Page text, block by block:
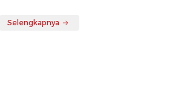
Selengkapnya